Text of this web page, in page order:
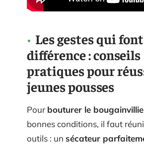
Les gestes qui
différence : conseils
pratiques pour
jeunes pousses
Pour bouturer le
bonnes conditions, il faut
outils : un sécateur